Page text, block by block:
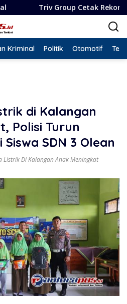
Cetak Rekor Lima
Kriminal Politik Otomotif
di Kalangan
Polisi Turun
SDN 3 Olean
Listrik Di Kalangan Anak Meningkat